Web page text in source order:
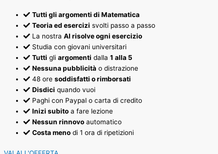
Tutti gli argomenti di Matematica
Teoria ed esercizi svolti passo a passo
La nostra AI risolve ogni esercizio
Studia con giovani universitari
Tutti gli argomenti dalla 1 alla 5
Nessuna pubblicità o distrazione
48 ore soddisfatti o rimborsati
Disdici quando vuoi
Paghi con Paypal o carta di credito
Inizi subito a fare lezione
Nessun rinnovo automatico
Costa meno di 1 ora di ripetizioni